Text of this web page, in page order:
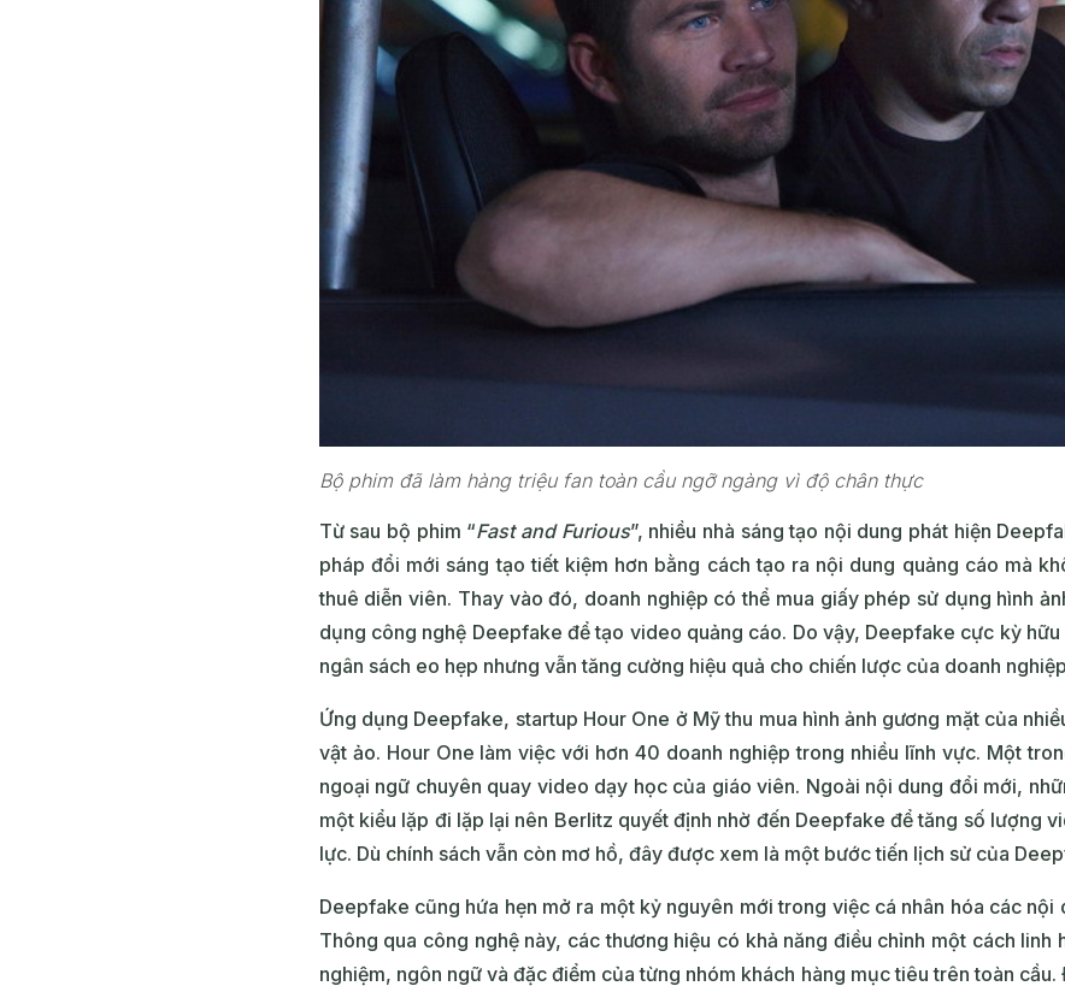
Bộ phim đã làm hàng triệu fan toàn cầu ngỡ ngàng vì độ chân thực
Từ sau bộ phim “Fast and Furious”, nhiều nhà sáng tạo nội dung phát hiện
pháp đổi mới sáng tạo tiết kiệm hơn bằng cách tạo ra nội dung quảng cáo mà
thuê diễn viên. Thay vào đó, doanh nghiệp có thể mua giấy phép sử dụng hình
dụng công nghệ Deepfake để tạo video quảng cáo. Do vậy, Deepfake cực kỳ
ngân sách eo hẹp nhưng vẫn tăng cường hiệu quả cho chiến lược của doanh
Ứng dụng Deepfake, startup Hour One ở Mỹ thu mua hình ảnh gương mặt của
vật ảo. Hour One làm việc với hơn 40 doanh nghiệp trong nhiều lĩnh vực. Một
ngoại ngữ chuyên quay video dạy học của giáo viên. Ngoài nội dung đổi mới,
một kiểu lặp đi lặp lại nên Berlitz quyết định nhờ đến Deepfake để tăng số lượng
lực. Dù chính sách vẫn còn mơ hồ, đây được xem là một bước tiến lịch sử của
Deepfake cũng hứa hẹn mở ra một kỷ nguyên mới trong việc cá nhân hóa các nội
Thông qua công nghệ này, các thương hiệu có khả năng điều chỉnh một cách linh
nghiệm, ngôn ngữ và đặc điểm của từng nhóm khách hàng mục tiêu trên toàn